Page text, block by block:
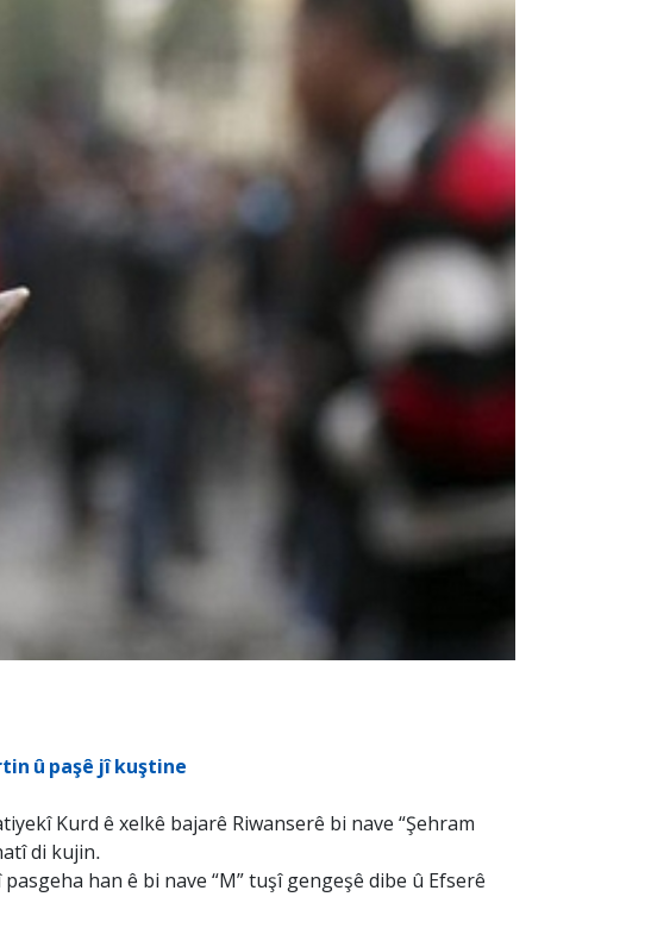
û paşê jî kuştine
Kurd ê xelkê bajarê Riwanserê bi nave “Şehram
di kujin.
han ê bi nave “M” tuşî gengeşê dibe û Efserê